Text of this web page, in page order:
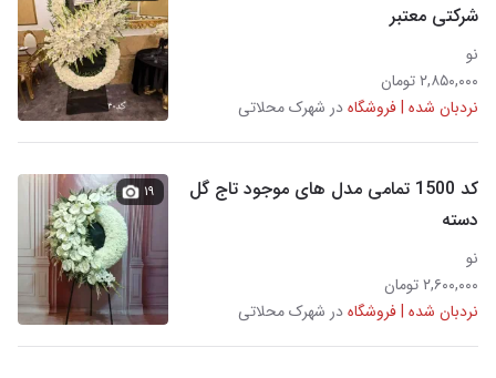
شرکتی معتبر
نو
۲,۸۵۰,۰۰۰ تومان
نردبان شده | فروشگاهدر شهرک محلاتی
کد 1500 تمامی مدل های موجود تاج گل
دسته
نو
۲,۶۰۰,۰۰۰ تومان
نردبان شده | فروشگاهدر شهرک محلاتی
۱۹